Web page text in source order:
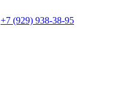
+7 (929) 938-38-95